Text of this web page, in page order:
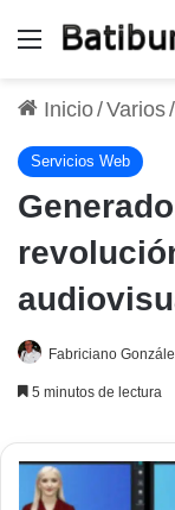
Menú
Inicio/Varios/
Servicios Web
Fabriciano
5 minutos de lectura